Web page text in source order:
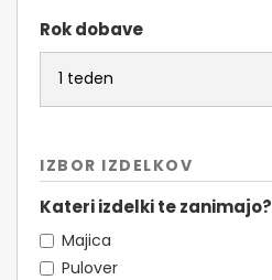
Rok dobave
IZBOR IZDELKOV
Kateri izdelki te zanimajo?
Majica
Pulover